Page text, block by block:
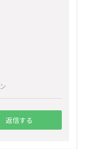
返信する